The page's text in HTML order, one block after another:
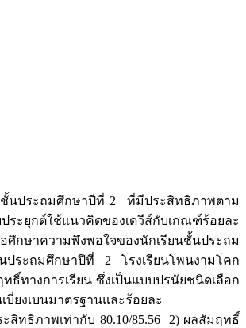
ชั้นประถมศึกษาปีที่ 2 ที่มีประสิทธิภาพตาม
ระยุกต์ใช้แนวคิดของเดวีส์กับเกณฑ์ร้อยละ
กษาความพึงพอใจของนักเรียนชั้นประถม
ประถมศึกษาปีที่ 2 โรงเรียนโพนงามโคก
ทางการเรียน ซึ่งเป็นแบบปรนัยชนิดเลือก
ยงเบนมาตรฐานและร้อยละ
ทธิภาพเท่ากับ 80.10/85.56 2) ผลสัมฤทธิ์